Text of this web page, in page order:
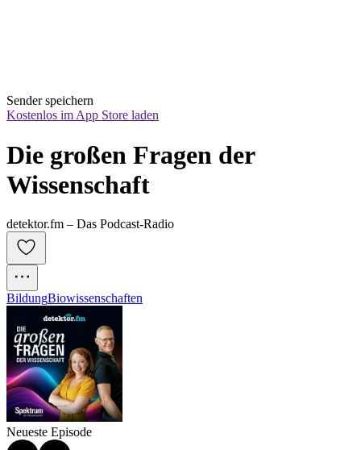
Sender speichern
Kostenlos im App Store laden
Die großen Fragen der
Wissenschaft
detektor.fm – Das Podcast-Radio
BildungBiowissenschaften
Neueste Episode